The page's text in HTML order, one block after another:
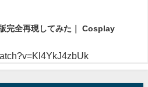
完全再現してみた｜ Cosplay